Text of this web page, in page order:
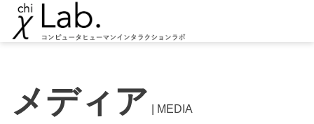
メディア | MEDIA